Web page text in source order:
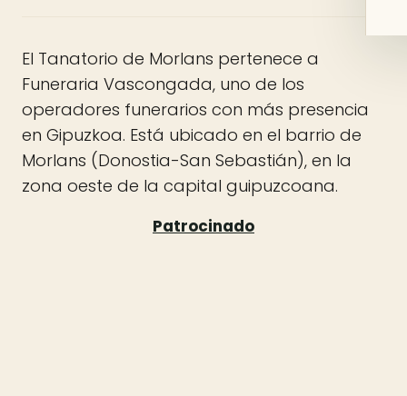
El Tanatorio de Morlans pertenece a
Funeraria Vascongada, uno de los
operadores funerarios con más presencia
en Gipuzkoa. Está ubicado en el barrio de
Morlans (Donostia-San Sebastián), en la
zona oeste de la capital guipuzcoana.